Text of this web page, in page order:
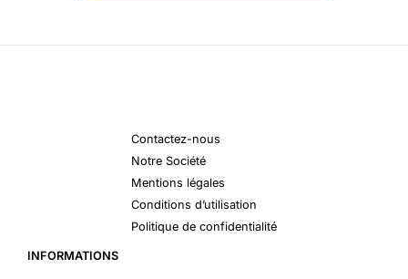
Contactez-nous
Notre Société
Mentions légales
Conditions d’utilisation
Politique de confidentialité
INFORMATIONS